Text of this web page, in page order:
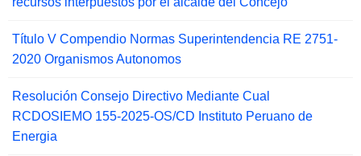
Título V Compendio Normas Superintendencia RE 2751-
2020 Organismos Autonomos
Resolución Consejo Directivo Mediante Cual
RCDOSIEMO 155-2025-OS/CD Instituto Peruano de
Energia